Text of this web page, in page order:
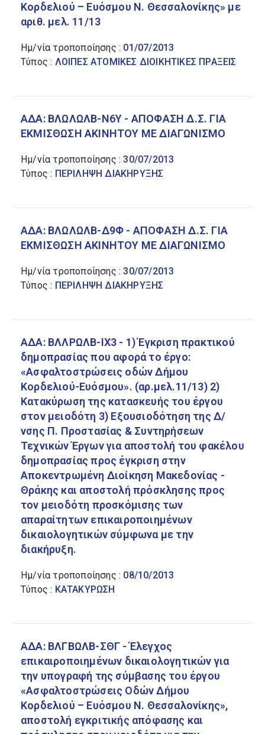
ΓΕΩΡΓΙΑ, ΔΑΣΟΚΟΜΙΑ ΚΑΙ
ΑΛΙΕΙΑ
Κορδελιού – Ευόσμου Ν. Θεσσαλονίκης» με
αριθ. μελ. 11/13
Ημ/νία τροποποίησης : 01/07/2013
Τύπος : ΛΟΙΠΕΣ ΑΤΟΜΙΚΕΣ ΔΙΟΙΚΗΤΙΚΕΣ ΠΡΑΞΕΙΣ
ΑΔΑ: ΒΛΩΛΩΛΒ-Ν6Υ - ΑΠΟΦΑΣΗ Δ.Σ. ΓΙΑ
ΕΚΜΙΣΘΩΣΗ ΑΚΙΝΗΤΟΥ ΜΕ ΔΙΑΓΩΝΙΣΜΟ
Ημ/νία τροποποίησης :30/07/2013
Τύπος : ΠΕΡΙΛΗΨΗ ΔΙΑΚΗΡΥΞΗΣ
ΑΔΑ: ΒΛΩΛΩΛΒ-Δ9Φ - ΑΠΟΦΑΣΗ Δ.Σ. ΓΙΑ
ΕΚΜΙΣΘΩΣΗ ΑΚΙΝΗΤΟΥ ΜΕ ΔΙΑΓΩΝΙΣΜΟ
Ημ/νία τροποποίησης :30/07/2013
Τύπος : ΠΕΡΙΛΗΨΗ ΔΙΑΚΗΡΥΞΗΣ
ΑΔΑ: ΒΛΛΡΩΛΒ-ΙΧ3 - 1) Έγκριση πρακτικού
δημοπρασίας που αφορά το έργο:
«Ασφαλτοστρώσεις οδών Δήμου
Κορδελιού-Ευόσμου». (αρ.μελ.11/13) 2)
Κατακύρωση της κατασκευής του έργου
στον μειοδότη 3) Εξουσιοδότηση της Δ/
νσης Π. Προστασίας & Συντηρήσεων
Τεχνικών Έργων για αποστολή του φακέλου
δημοπρασίας προς έγκριση στην
Αποκεντρωμένη Διοίκηση Μακεδονίας -
Θράκης και αποστολή πρόσκλησης προς
τον μειοδότη προσκόμισης των
απαραίτητων επικαιροποιημένων
δικαιολογητικών σύμφωνα με την
διακήρυξη.
Ημ/νία τροποποίησης : 08/10/2013
Τύπος : ΚΑΤΑΚΥΡΩΣΗ
ΑΔΑ: ΒΛΓΒΩΛΒ-ΣΘΓ - Έλεγχος
επικαιροποιημένων δικαιολογητικών για
την υπογραφή της σύμβασης του έργου
«Ασφαλτοστρώσεις Οδών Δήμου
Κορδελιού – Ευόσμου Ν. Θεσσαλονίκης»,
αποστολή εγκριτικής απόφασης και